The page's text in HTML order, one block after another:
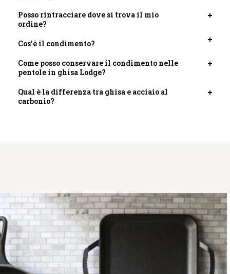
Posso rintracciare dove si trova il mio
ordine?
scheda
Cos'è il condimento?
scheda
Come posso conservare il condimento nelle
pentole in ghisa Lodge?
Qual è la differenza tra ghisa e acciaio al
carbonio?